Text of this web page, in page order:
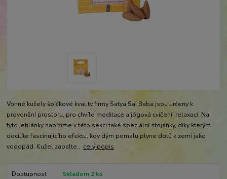
Vonné kužely špičkové kvality firmy Satya Sai Baba jsou určeny k
provonění prostoru, pro chvíle meditace a jógová cvičení, relaxaci. Na
tyto jehlánky nabízíme v této sekci také speciální stojánky, díky kterým
docílíte fascinujícího efektu, kdy dým pomalu plyne dolů k zemi jako
vodopád. Kužel zapalte... celý popis
Dostupnost
Skladem 2 ks